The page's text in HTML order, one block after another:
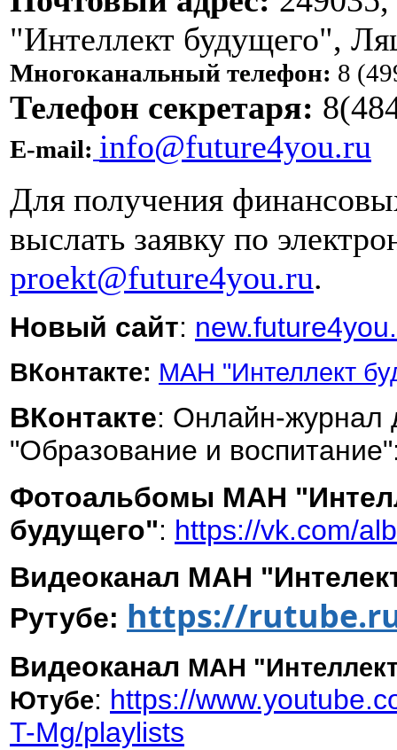
"Интеллект будущего",
Многоканальный телефон: 8
Телефон секретаря:
E-mail: info@future4you.ru
Для получения
выслать заявку по
proekt@future4you.ru.
Новый сайт:
ВКонтакте: МАН "Интеллект
ВКонтакте: Онлайн-журнал
"Образование и
Фотоальбомы МАН
будущего": https://vk.com/
Видеоканал МАН
Рутубе: https://
Видеоканал МАН
Ютубе: https://
T-Mg/playlists